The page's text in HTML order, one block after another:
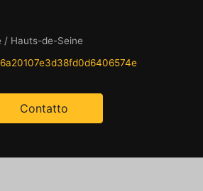
/ Hauts-de-Seine
Contatto